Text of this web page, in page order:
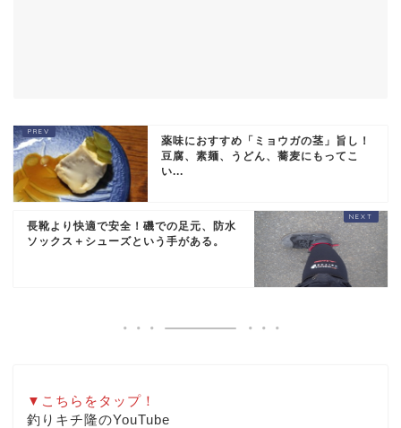
薬味におすすめ「ミョウガの茎」旨し！
豆腐、素麺、うどん、蕎麦にもってこ
い...
長靴より快適で安全！磯での足元、防水
ソックス＋シューズという手がある。
▼こちらをタップ！
釣りキチ隆のYouTube